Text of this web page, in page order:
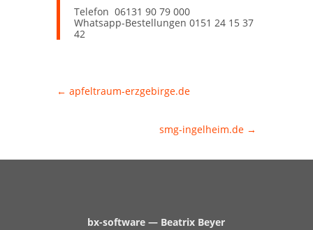
Telefon 06131 90 79 000
Whatsapp-Bestellungen 0151 24 15 37
42
← apfeltraum-erzgebirge.de
smg-ingelheim.de →
bx-software — Beatrix Beyer